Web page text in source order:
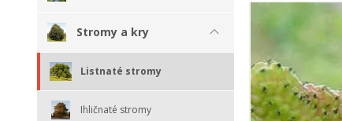
Stromy a kry
Listnaté stromy
Ihličnaté stromy